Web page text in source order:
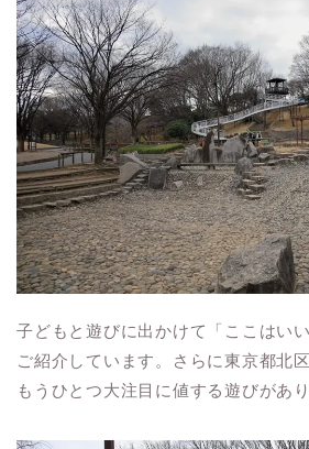
子どもと遊びに出かけて「ここはい
ご紹介しています。さらに東京都北
もうひとつ大注目に値する遊びがあ